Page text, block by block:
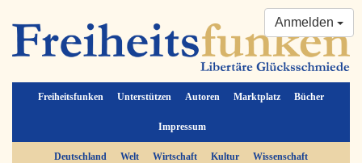
Freiheitsfunken Unterstützen Autoren Marktplatz Bücher
Impressum
Anmelden
Deutschland Welt Wirtschaft Kultur Wissenschaft